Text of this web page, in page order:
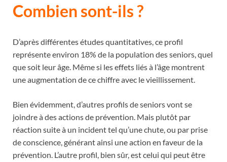
Combien sont-ils ?
D’après différentes études quantitatives, ce profil
représente environ 18% de la population des seniors, quel
que soit leur âge. Même si les effets liés à l’âge montrent
une augmentation de ce chiffre avec le vieillissement.
Bien évidemment, d’autres profils de seniors vont se
joindre à des actions de prévention. Mais plutôt par
réaction suite à un incident tel qu’une chute, ou par prise
de conscience, générant ainsi une action en faveur de la
prévention. L’autre profil, bien sûr, est celui qui peut être